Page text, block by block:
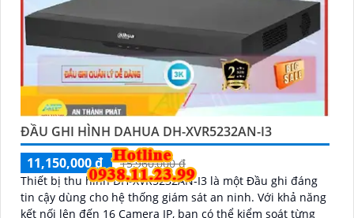
ĐẦU GHI HÌNH DAHUA DH-XVR5232AN-I3
11,150,000 ₫
15,960,000 ₫
Thiết bị thu hình DH-XVR5232AN-I3 là một Đầu ghi đáng
tin cậy dùng cho hệ thống giám sát an ninh. Với khả năng
kết nối lên đến 16 Camera IP, bạn có thể kiểm soát từng